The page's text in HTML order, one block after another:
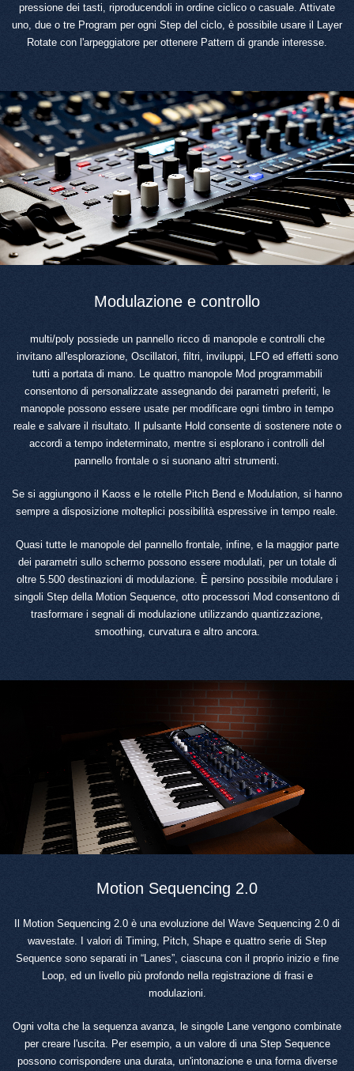
pressione dei tasti, riproducendoli in ordine ciclico o casuale. Attivate
uno, due o tre Program per ogni Step del ciclo, è possibile usare il Layer
Rotate con l'arpeggiatore per ottenere Pattern di grande interesse.
Modulazione e controllo
multi/poly possiede un pannello ricco di manopole e controlli che
invitano all'esplorazione, Oscillatori, filtri, inviluppi, LFO ed effetti sono
tutti a portata di mano. Le quattro manopole Mod programmabili
consentono di personalizzate assegnando dei parametri preferiti, le
manopole possono essere usate per modificare ogni timbro in tempo
reale e salvare il risultato. Il pulsante Hold consente di sostenere note o
accordi a tempo indeterminato, mentre si esplorano i controlli del
pannello frontale o si suonano altri strumenti.
Se si aggiungono il Kaoss e le rotelle Pitch Bend e Modulation, si hanno
sempre a disposizione molteplici possibilità espressive in tempo reale.
Quasi tutte le manopole del pannello frontale, infine, e la maggior parte
dei parametri sullo schermo possono essere modulati, per un totale di
oltre 5.500 destinazioni di modulazione. È persino possibile modulare i
singoli Step della Motion Sequence, otto processori Mod consentono di
trasformare i segnali di modulazione utilizzando quantizzazione,
smoothing, curvatura e altro ancora.
Motion Sequencing 2.0
Il Motion Sequencing 2.0 è una evoluzione del Wave Sequencing 2.0 di
wavestate. I valori di Timing, Pitch, Shape e quattro serie di Step
Sequence sono separati in “Lanes”, ciascuna con il proprio inizio e fine
Loop, ed un livello più profondo nella registrazione di frasi e
modulazioni.
Ogni volta che la sequenza avanza, le singole Lane vengono combinate
per creare l'uscita. Per esempio, a un valore di una Step Sequence
possono corrispondere una durata, un'intonazione e una forma diverse